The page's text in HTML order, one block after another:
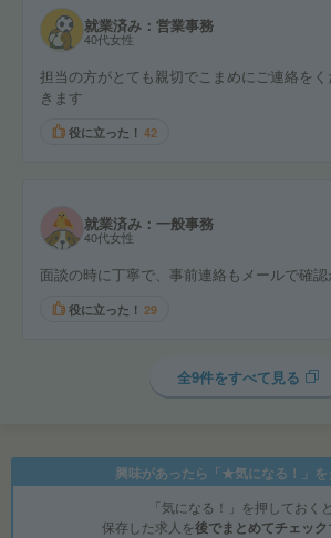
就業済み：営業事務
40代女性
担当の方がとても親切でこまめにご連絡を
きます
役に立った！ 42
就業済み：一般事務
40代女性
面談の時に丁寧で、事前連絡もメールで確認
役に立った！ 29
全9件をすべて見る
興味があったら「★気になる！」を
「気になる！」を押しておくと
保存した求人を後でまとめてチェック